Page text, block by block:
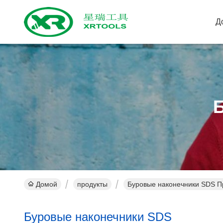
Домой продукты Буровые наконечники SDS
Буровые наконечники SDS